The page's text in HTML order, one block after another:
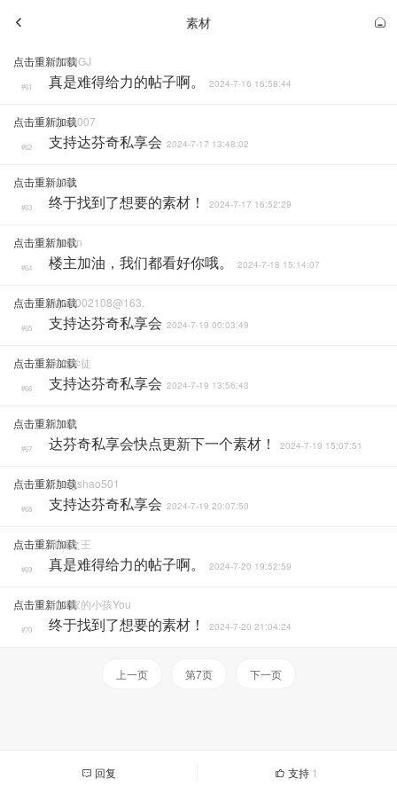
素材
点击重新加载
ZHANGJ
#61 真是难得给力的帖子啊。 2024-7-16 16:58:44
点击重新加载
Lijiaxi007
#62 支持达芬奇私享会 2024-7-17 13:48:02
点击重新加载
2454
#63 终于找到了想要的素材！ 2024-7-17 16:52:29
点击重新加载
Vinson
#64 楼主加油，我们都看好你哦。 2024-7-18 15:14:07
点击重新加载Wjw2002108@163.
#65 支持达芬奇私享会 2024-7-19 00:03:49
点击重新加载
灰色学徒
#66 支持达芬奇私享会 2024-7-19 13:56:43
点击重新加载
Nana
#67 达芬奇私享会快点更新下一个素材！ 2024-7-19 15:07:51
点击重新加载Xiangshao501
#68 支持达芬奇私享会 2024-7-19 20:07:50
点击重新加载
神战之王
#69 真是难得给力的帖子啊。 2024-7-20 19:52:59
点击重新加载别人家的小孩you
#70 终于找到了想要的素材！ 2024-7-20 21:04:24
上一页 第7页 下一页
回复 支持 1